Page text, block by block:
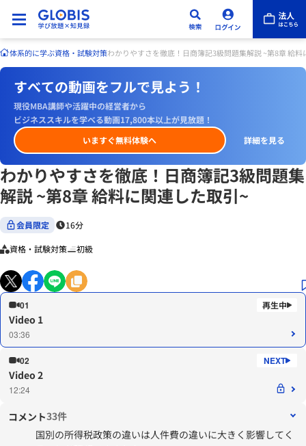
体系的に学ぶ資格・試験対策わかりやすさを徹底！日商簿記3級問題集解説 ~第8章 給料
すべての動画をフルで見よう！
現役MBA講師や活躍中の経営者から
ビジネススキルを学べる動画17,800本以上が見放題！
いますぐ無料体験へ
詳細を見る
わかりやすさを徹底！日商簿記3級問題集
解説 ~第8章 給料に関連した取引~
会員限定 16分
資格・試験対策 初級
01
Video 1
03:36
02
Video 2
12:24
コメント33件
国別の所得税政策の違いは人件費の違いに大きく影響してく